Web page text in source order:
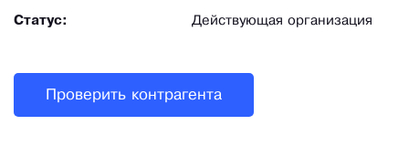
Статус: Действующая организация
Проверить контрагента